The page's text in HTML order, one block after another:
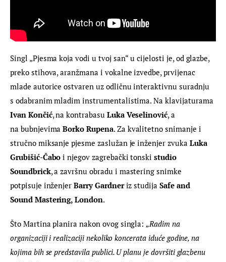
Singl „Pjesma koja vodi u tvoj san“ u cijelosti je, od glazbe,
preko stihova, aranžmana i vokalne izvedbe, prvijenac
mlade autorice ostvaren uz odličnu interaktivnu suradnju
s odabranim mladim instrumentalistima. Na klavijaturama
Ivan Končić, na kontrabasu Luka Veselinović, a
na bubnjevima Borko Rupena. Za kvalitetno snimanje i
stručno miksanje pjesme zaslužan je inženjer zvuka Luka
Grubišić-Čabo i njegov zagrebački tonski studio
Soundbrick, a završnu obradu i mastering snimke
potpisuje inženjer Barry Gardner iz studija Safe and
Sound Mastering, London.
Što Martina planira nakon ovog singla: „Radim na
organizaciji i realizaciji nekoliko koncerata iduće godine, na
kojima bih se predstavila publici. U planu je dovršiti glazbenu